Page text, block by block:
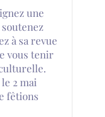
une
à sa revue
vous tenir
2 mai
fêtions